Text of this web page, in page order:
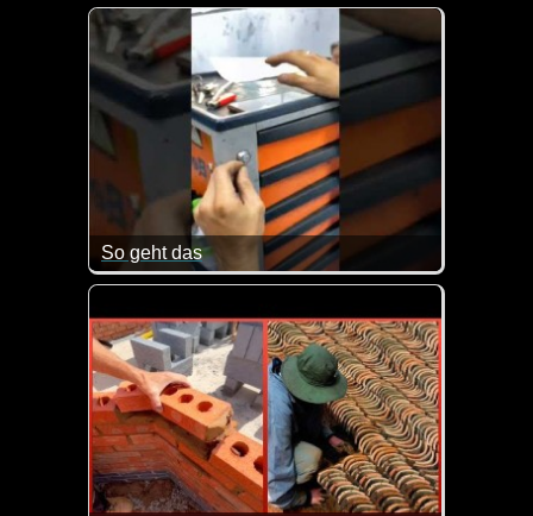
Kaum zu glauben wie tief man für einen Brunnen
So geht das
Falls du auch mal deinen Schlüssel verloren